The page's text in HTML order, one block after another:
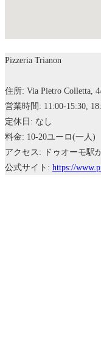
Pizzeria Trianon
住所: Via Pietro Colletta,
営業時間: 11:00-15:30,
定休日: なし
料金: 10-20ユーロ(一人)
アクセス: ドゥオーモ駅
公式サイト: https://